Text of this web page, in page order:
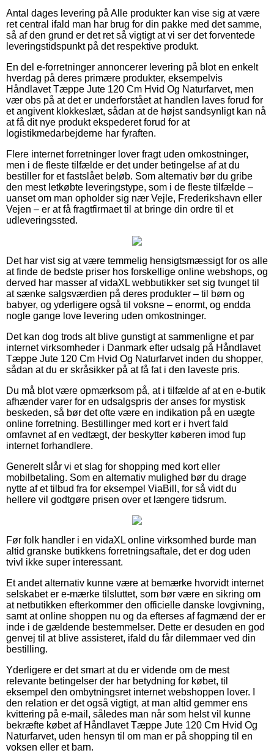
Antal dages levering på Alle produkter kan vise sig at være
ret central ifald man har brug for din pakke med det samme,
så af den grund er det ret så vigtigt at vi ser det forventede
leveringstidspunkt på det respektive produkt.
En del e-forretninger annoncerer levering på blot en enkelt
hverdag på deres primære produkter, eksempelvis
Håndlavet Tæppe Jute 120 Cm Hvid Og Naturfarvet, men
vær obs på at det er underforstået at handlen laves forud for
et angivent klokkeslæt, sådan at de højst sandsynligt kan nå
at få dit nye produkt ekspederet forud for at
logistikmedarbejderne har fyraften.
Flere internet forretninger lover fragt uden omkostninger,
men i de fleste tilfælde er det under betingelse af at du
bestiller for et fastslået beløb. Som alternativ bør du gribe
den mest letkøbte leveringstype, som i de fleste tilfælde –
uanset om man opholder sig nær Vejle, Frederikshavn eller
Vejen – er at få fragtfirmaet til at bringe din ordre til et
udleveringssted.
Det har vist sig at være temmelig hensigtsmæssigt for os alle
at finde de bedste priser hos forskellige online webshops, og
derved har masser af vidaXL webbutikker set sig tvunget til
at sænke salgsværdien på deres produkter – til børn og
babyer, og yderligere også til voksne – enormt, og endda
nogle gange love levering uden omkostninger.
Det kan dog trods alt blive gunstigt at sammenligne et par
internet virksomheder i Danmark efter udsalg på Håndlavet
Tæppe Jute 120 Cm Hvid Og Naturfarvet inden du shopper,
sådan at du er skråsikker på at få fat i den laveste pris.
Du må blot være opmærksom på, at i tilfælde af at en e-butik
afhænder varer for en udsalgspris der anses for mystisk
beskeden, så bør det ofte være en indikation på en uægte
online forretning. Bestillinger med kort er i hvert fald
omfavnet af en vedtægt, der beskytter køberen imod fup
internet forhandlere.
Generelt slår vi et slag for shopping med kort eller
mobilbetaling. Som en alternativ mulighed bør du drage
nytte af et tilbud fra for eksempel ViaBill, for så vidt du
hellere vil godtgøre prisen over et længere tidsrum.
Før folk handler i en vidaXL online virksomhed burde man
altid granske butikkens forretningsaftale, det er dog uden
tvivl ikke super interessant.
Et andet alternativ kunne være at bemærke hvorvidt internet
selskabet er e-mærke tilsluttet, som bør være en sikring om
at netbutikken efterkommer den officielle danske lovgivning,
samt at online shoppen nu og da efterses af fagmænd der er
inde i de gældende bestemmelser. Dette er desuden en god
genvej til at blive assisteret, ifald du får dilemmaer ved din
bestilling.
Yderligere er det smart at du er vidende om de mest
relevante betingelser der har betydning for købet, til
eksempel den ombytningsret internet webshoppen lover. I
den relation er det også vigtigt, at man altid gemmer ens
kvittering på e-mail, således man når som helst vil kunne
bekræfte købet af Håndlavet Tæppe Jute 120 Cm Hvid Og
Naturfarvet, uden hensyn til om man er på shopping til en
voksen eller et barn.